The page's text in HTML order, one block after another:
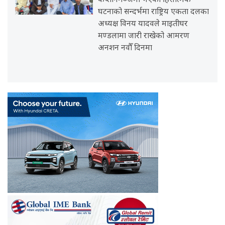
घटनाको सन्दर्भमा राष्ट्रिय एकता दलका
अध्यक्ष विनय यादवले माइतीघर
मण्डलामा जारी राखेको आमरण
अनशन नवौँ दिनमा